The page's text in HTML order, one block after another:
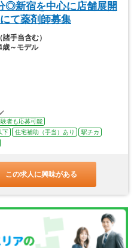
◎新宿を中心に店舗展開
て薬剤師募集
手当含む）
歳～モデル
者も応募可能
下 住宅補助（手当）あり
駅チカ
この求人に興味がある